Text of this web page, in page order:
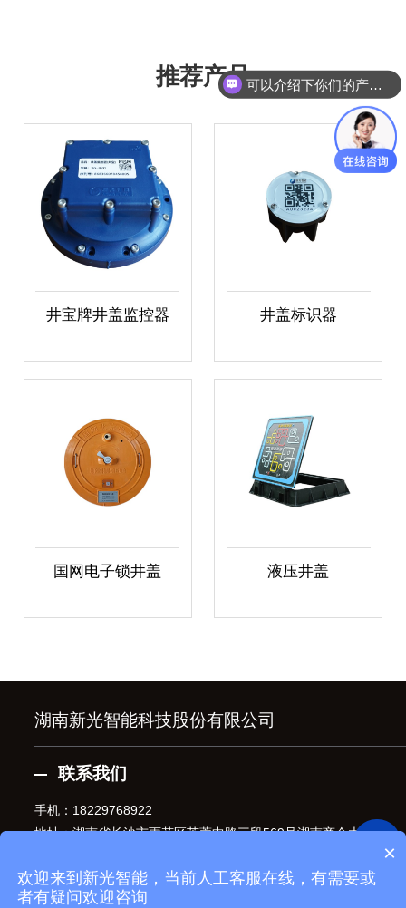
推荐产品
井宝牌井盖监控器 井盖标识器
国网电子锁井盖 液压井盖
湖南新光智能科技股份有限公司
联系我们
手机： 18229768922
地址：湖南省长沙市雨花区芙蓉中路三段569号湖南商会大厦
可以介绍下你们的产品么？
×
欢迎来到新光智能，当前人工客服在线，有需要或
者有疑问欢迎咨询